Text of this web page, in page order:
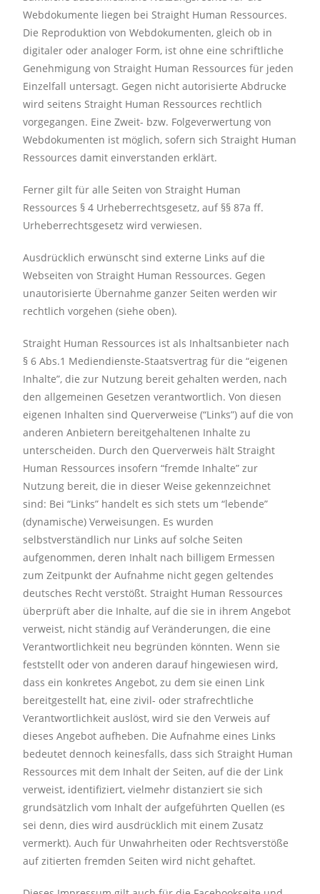
Webdokumente liegen bei Straight Human Ressources.
Die Reproduktion von Webdokumenten, gleich ob in
digitaler oder analoger Form, ist ohne eine schriftliche
Genehmigung von Straight Human Ressources für jeden
Einzelfall untersagt. Gegen nicht autorisierte Abdrucke
wird seitens Straight Human Ressources rechtlich
vorgegangen. Eine Zweit- bzw. Folgeverwertung von
Webdokumenten ist möglich, sofern sich Straight Human
Ressources damit einverstanden erklärt.
Ferner gilt für alle Seiten von Straight Human
Ressources § 4 Urheberrechtsgesetz, auf §§ 87a ff.
Urheberrechtsgesetz wird verwiesen.
Ausdrücklich erwünscht sind externe Links auf die
Webseiten von Straight Human Ressources. Gegen
unautorisierte Übernahme ganzer Seiten werden wir
rechtlich vorgehen (siehe oben).
Straight Human Ressources ist als Inhaltsanbieter nach
§ 6 Abs.1 Mediendienste-Staatsvertrag für die “eigenen
Inhalte”, die zur Nutzung bereit gehalten werden, nach
den allgemeinen Gesetzen verantwortlich. Von diesen
eigenen Inhalten sind Querverweise (“Links”) auf die von
anderen Anbietern bereitgehaltenen Inhalte zu
unterscheiden. Durch den Querverweis hält Straight
Human Ressources insofern “fremde Inhalte” zur
Nutzung bereit, die in dieser Weise gekennzeichnet
sind: Bei “Links” handelt es sich stets um “lebende”
(dynamische) Verweisungen. Es wurden
selbstverständlich nur Links auf solche Seiten
aufgenommen, deren Inhalt nach billigem Ermessen
zum Zeitpunkt der Aufnahme nicht gegen geltendes
deutsches Recht verstößt. Straight Human Ressources
überprüft aber die Inhalte, auf die sie in ihrem Angebot
verweist, nicht ständig auf Veränderungen, die eine
Verantwortlichkeit neu begründen könnten. Wenn sie
feststellt oder von anderen darauf hingewiesen wird,
dass ein konkretes Angebot, zu dem sie einen Link
bereitgestellt hat, eine zivil- oder strafrechtliche
Verantwortlichkeit auslöst, wird sie den Verweis auf
dieses Angebot aufheben. Die Aufnahme eines Links
bedeutet dennoch keinesfalls, dass sich Straight Human
Ressources mit dem Inhalt der Seiten, auf die der Link
verweist, identifiziert, vielmehr distanziert sie sich
grundsätzlich vom Inhalt der aufgeführten Quellen (es
sei denn, dies wird ausdrücklich mit einem Zusatz
vermerkt). Auch für Unwahrheiten oder Rechtsverstöße
auf zitierten fremden Seiten wird nicht gehaftet.